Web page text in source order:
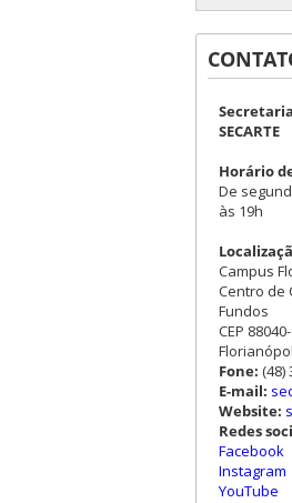
SECARTE
Horário
De
às 19h
Campus
Centro de
Fundos
CEP
Fone: (48)
E-mail:
Website:
Redes
Facebook
Instagram
YouTube